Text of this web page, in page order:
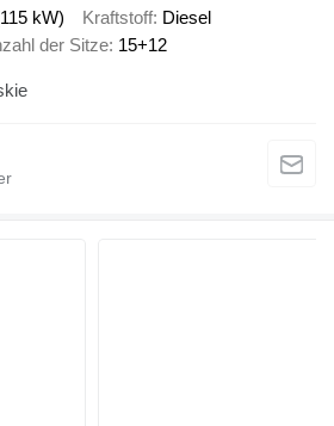
kW) Kraftstoff Diesel
der Sitze 15+12